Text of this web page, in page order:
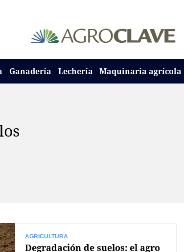
Ganadería Lechería Maquinaria agrícola
AGRICULTURA
Degradación de suelos: el agro